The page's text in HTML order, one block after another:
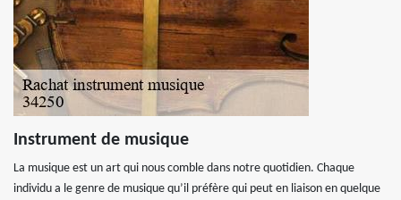
Instrument de musique
La musique est un art qui nous comble dans notre quotidien. Chaque
individu a le genre de musique qu’il préfère qui peut en liaison en quelque